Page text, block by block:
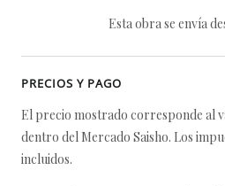
Esta obra se envía
PRECIOS Y PAGO
El precio mostrado corresponde al
dentro del Mercado Saisho. Los
incluidos.